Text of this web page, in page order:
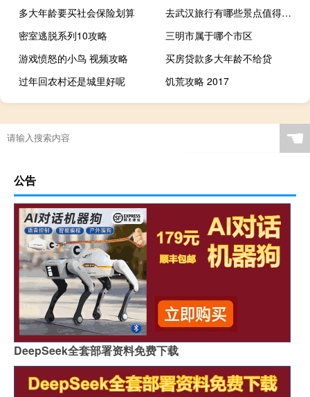
多大年龄要买社会保险划算
去武汉旅行有哪些景点值得推荐
密室逃脱系列10攻略
三明市属于哪个市区
游戏愤怒的小鸟 视频攻略
买房贷款多大年龄不给贷
过年回农村还是城里好呢
饥荒攻略 2017
☚
公告
DeepSeek全套部署资料免费下载